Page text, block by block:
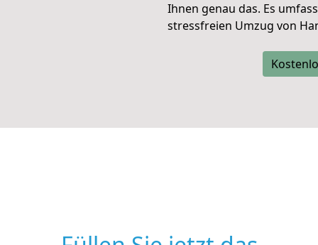
Ihnen genau das. Es
stressfreien Umzug von